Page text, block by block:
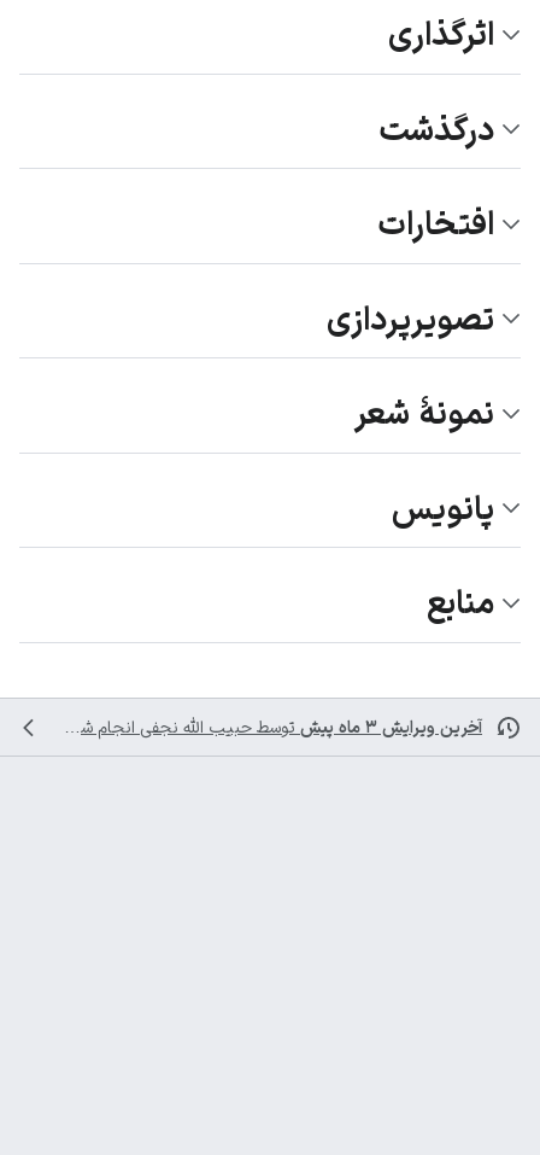
اثرگذاری
درگذشت
افتخارات
تصویرپردازی
نمونۀ شعر
پانویس
منابع
آخرین ویرایش ۳ ماه پیش توسط حبیب الله نجفی انجام شده است